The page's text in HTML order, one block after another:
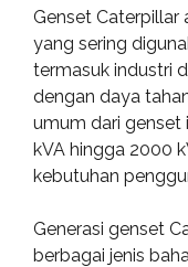
Genset Caterpillar
yang sering
termasuk industri
dengan daya
umum dari genset
kVA hingga 2000
kebutuhan
Generasi genset
berbagai jenis